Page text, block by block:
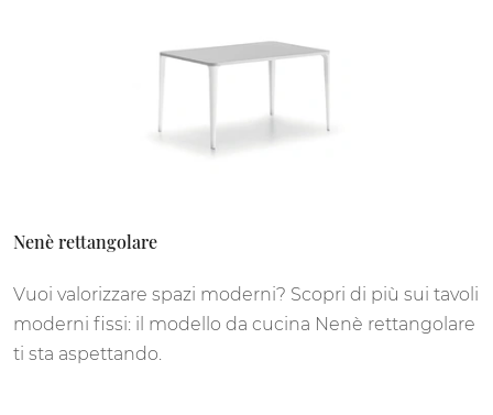
Nenè rettangolare
Vuoi valorizzare spazi moderni? Scopri di più sui tavoli
moderni fissi: il modello da cucina Nenè rettangolare
ti sta aspettando.